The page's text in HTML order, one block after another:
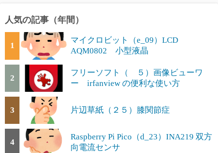
人気の記事（年間）
1
マイクロビット（e_09）LCD
AQM0802 小型液晶
2
フリーソフト（ ５）画像ビューワ
ー irfanview の便利な使い方
3 片辺草紙（２５）膝関節症
4
Raspberry Pi Pico（d_23）INA219 双方
向電流センサ